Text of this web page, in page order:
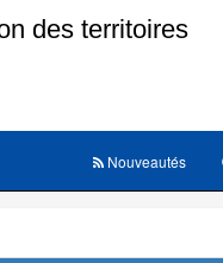
Nouveautés